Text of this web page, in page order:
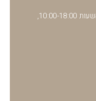
ימים ושעות פעילות: א׳-ה׳ בין השעות 10:00-18:00,